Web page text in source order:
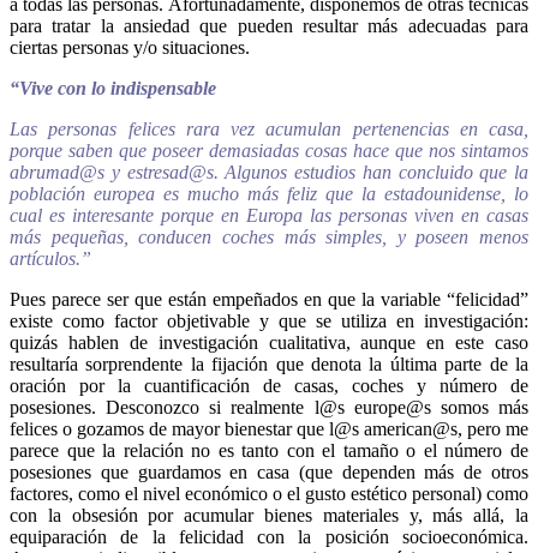
para tratar la ansiedad que pueden resultar más adecuadas para
ciertas personas y/o situaciones.
“Vive con lo indispensable
Las personas felices rara vez acumulan pertenencias en casa,
porque saben que poseer demasiadas cosas hace que nos sintamos
abrumad@s y estresad@s. Algunos estudios han concluido que la
población europea es mucho más feliz que la estadounidense, lo
cual es interesante porque en Europa las personas viven en casas
más pequeñas, conducen coches más simples, y poseen menos
artículos.”
Pues parece ser que están empeñados en que la variable “felicidad”
existe como factor objetivable y que se utiliza en investigación:
quizás hablen de investigación cualitativa, aunque en este caso
resultaría sorprendente la fijación que denota la última parte de la
oración por la cuantificación de casas, coches y número de
posesiones. Desconozco si realmente l@s europe@s somos más
felices o gozamos de mayor bienestar que l@s american@s, pero me
parece que la relación no es tanto con el tamaño o el número de
posesiones que guardamos en casa (que dependen más de otros
factores, como el nivel económico o el gusto estético personal) como
con la obsesión por acumular bienes materiales y, más allá, la
equiparación de la felicidad con la posición socioeconómica.